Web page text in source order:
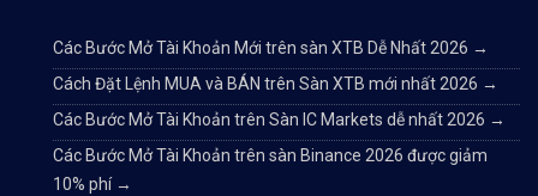
Các Bước Mở Tài Khoản Mới trên sàn XTB Dễ Nhất 2026 →
Cách Đặt Lệnh MUA và BÁN trên Sàn XTB mới nhất 2026 →
Các Bước Mở Tài Khoản trên Sàn IC Markets dễ nhất 2026 →
Các Bước Mở Tài Khoản trên sàn Binance 2026 được giảm
10% phí →